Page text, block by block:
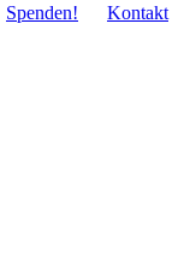
Spenden! Kontakt